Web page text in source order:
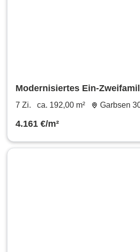
Modernisiertes Ein-
m² | 1.187 m²
7 Zi. ca. 192,00 m² Garbsen
4.161 €/m²